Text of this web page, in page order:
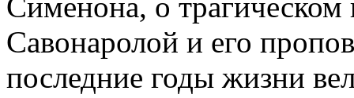
Савонаролой и его
последние годы жизни